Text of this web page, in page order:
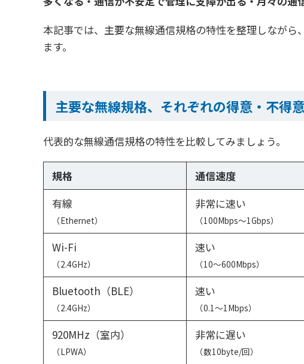
本記事では、主要な無線通信規格の特性を整理しながら
ます。
主要な無線規格、それぞれの得意・不得意
代表的な無線通信規格の特性を比較してみましょう。
規格 通信速度
有線
（Ethernet）
非常に速い
（100Mbps〜1Gbps）
Wi-Fi
（2.4GHz）
速い
（10〜600Mbps）
Bluetooth（BLE）
（2.4GHz）
速い
（0.1〜1Mbps）
920MHz（室内）
（LPWA）
非常に遅い
（数10byte/回）